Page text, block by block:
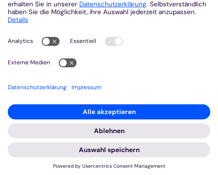
Link B
Link C
Kontakt
Gemeinsam.Vernetzt.Digital
Domplatz
55116 Mainz
© Bistum Aachen
Impressum
Datenschutzerklärung